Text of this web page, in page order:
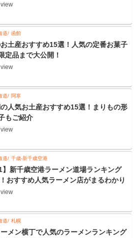
view
道 函館
土産おすすめ15選！人気の定番お菓子
定品まで大公開！
view
道 阿寒
人気お土産おすすめ15選！まりもの形
もご紹介
view
道 千歳-新千歳空港
】新千歳空港ラーメン道場ランキング
おすすめ人気ラーメン店がまるわかり
view
道 札幌
メン横丁で人気のラーメンランキング